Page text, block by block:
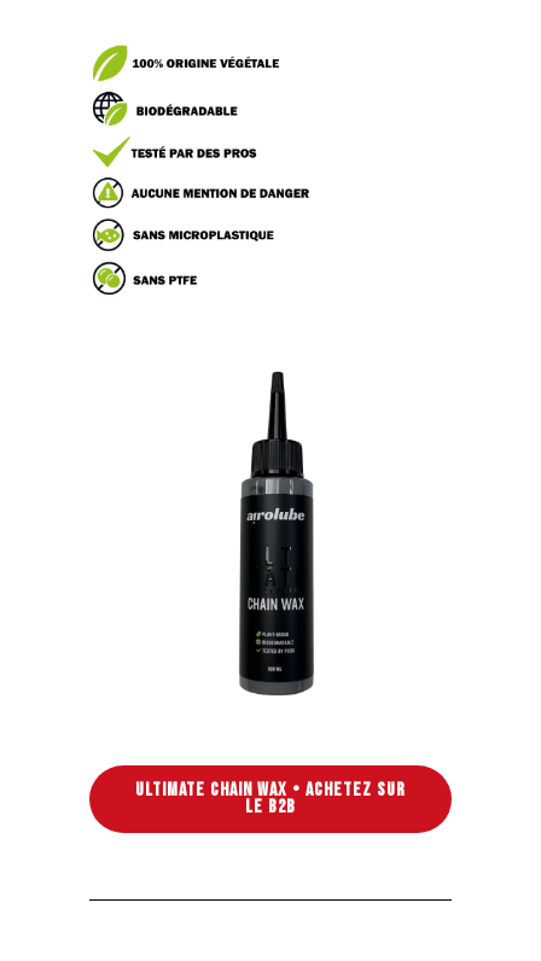
ULTIMATE CHAIN WAX • ACHETEZ SUR
LE B2B